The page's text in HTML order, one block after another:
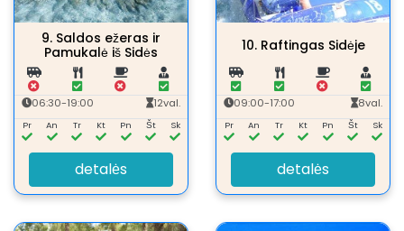
9. Saldos ežeras ir
Pamukalė iš Sidės
06:30-19:00 12val.
Pr An Tr Kt Pn Št Sk
detalės
10. Raftingas Sidėje
09:00-17:00 8val.
Pr An Tr Kt Pn Št Sk
detalės